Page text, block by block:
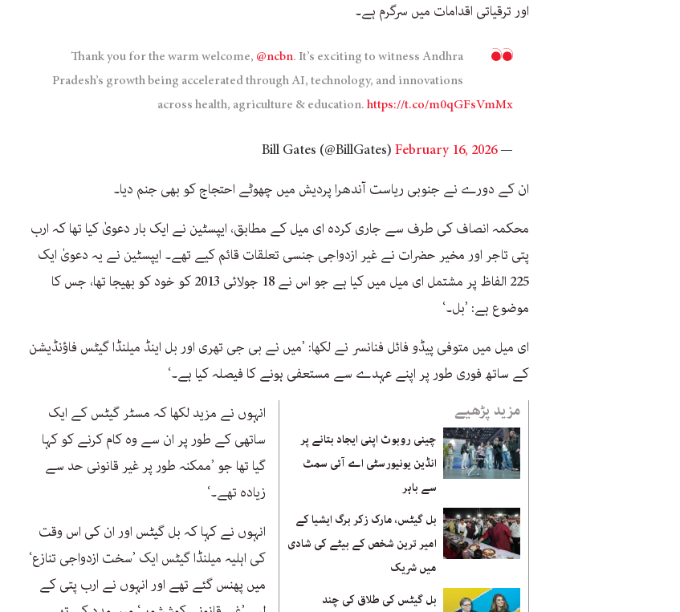
اور ترقیاتی اقدامات میں سرگرم ہے۔
Thank you for the warm welcome, @ncbn. It’s exciting to witness Andhra
Pradesh’s growth being accelerated through AI, technology, and innovations
across health, agriculture & education.https://t.co/m0qGFsVmMx
— Bill Gates (@BillGates)
February 16, 2026
ان کے دورے نے جنوبی ریاست آندھرا پردیش میں چھوٹے احتجاج کو بھی جنم دیا۔
محکمہ انصاف کی طرف سے جاری کردہ ای میل کے مطابق، ایپسٹین نے ایک بار دعویٰ کیا تھا کہ ارب
پتی تاجر اور مخیر حضرات نے غیر ازدواجی جنسی تعلقات قائم کیے تھے۔ ایپسٹین نے یہ دعویٰ ایک
225 الفاظ پر مشتمل ای میل میں کیا ہے جو اس نے 18 جولائی 2013 کو خود کو بھیجا تھا، جس کا
موضوع ہے: ’بل۔‘
ای میل میں متوفی پیڈو فائل فنانسر نے لکھا: ’میں نے بی جی تھری اور بل اینڈ میلنڈا گیٹس فاؤنڈیشن
کے ساتھ فوری طور پر اپنے عہدے سے مستعفی ہونے کا فیصلہ کیا ہے۔‘
مزید پڑھیے
چینی روبوٹ اپنی ایجاد بتانے پر
انڈین یونیورسٹی اے آئی سمٹ
سے باہر
بل گیٹس، مارک زکر برگ ایشیا کے
امیر ترین شخص کے بیٹے کی شادی
میں شریک
بل گیٹس کی طلاق کی چند
انہوں نے مزید لکھا کہ مسٹر گیٹس کے ایک
ساتھی کے طور پر ان سے وہ کام کرنے کو کہا
گیا تھا جو ’ممکنہ طور پر غیر قانونی حد سے
زیادہ تھے۔‘
انہوں نے کہا کہ بل گیٹس اور ان کی اس وقت
کی اہلیہ میلنڈا گیٹس ایک ’سخت ازدواجی تنازع‘
میں پھنس گئے تھے اور انہوں نے ارب پتی کے